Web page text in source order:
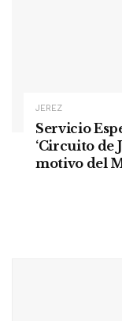
JEREZ
Servicio
‘Circuito de
motivo del